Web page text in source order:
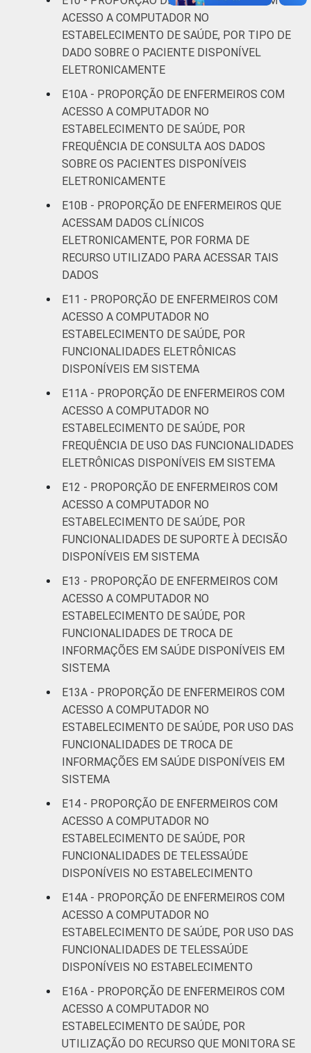
ACESSO A COMPUTADOR NO
ESTABELECIMENTO DE SAÚDE, POR TIPO DE
DADO SOBRE O PACIENTE DISPONÍVEL
ELETRONICAMENTE
E10A - PROPORÇÃO DE ENFERMEIROS COM
ACESSO A COMPUTADOR NO
ESTABELECIMENTO DE SAÚDE, POR
FREQUÊNCIA DE CONSULTA AOS DADOS
SOBRE OS PACIENTES DISPONÍVEIS
ELETRONICAMENTE
E10B - PROPORÇÃO DE ENFERMEIROS QUE
ACESSAM DADOS CLÍNICOS
ELETRONICAMENTE, POR FORMA DE
RECURSO UTILIZADO PARA ACESSAR TAIS
DADOS
E11 - PROPORÇÃO DE ENFERMEIROS COM
ACESSO A COMPUTADOR NO
ESTABELECIMENTO DE SAÚDE, POR
FUNCIONALIDADES ELETRÔNICAS
DISPONÍVEIS EM SISTEMA
E11A - PROPORÇÃO DE ENFERMEIROS COM
ACESSO A COMPUTADOR NO
ESTABELECIMENTO DE SAÚDE, POR
FREQUÊNCIA DE USO DAS FUNCIONALIDADES
ELETRÔNICAS DISPONÍVEIS EM SISTEMA
E12 - PROPORÇÃO DE ENFERMEIROS COM
ACESSO A COMPUTADOR NO
ESTABELECIMENTO DE SAÚDE, POR
FUNCIONALIDADES DE SUPORTE À DECISÃO
DISPONÍVEIS EM SISTEMA
E13 - PROPORÇÃO DE ENFERMEIROS COM
ACESSO A COMPUTADOR NO
ESTABELECIMENTO DE SAÚDE, POR
FUNCIONALIDADES DE TROCA DE
INFORMAÇÕES EM SAÚDE DISPONÍVEIS EM
SISTEMA
E13A - PROPORÇÃO DE ENFERMEIROS COM
ACESSO A COMPUTADOR NO
ESTABELECIMENTO DE SAÚDE, POR USO DAS
FUNCIONALIDADES DE TROCA DE
INFORMAÇÕES EM SAÚDE DISPONÍVEIS EM
SISTEMA
E14 - PROPORÇÃO DE ENFERMEIROS COM
ACESSO A COMPUTADOR NO
ESTABELECIMENTO DE SAÚDE, POR
FUNCIONALIDADES DE TELESSAÚDE
DISPONÍVEIS NO ESTABELECIMENTO
E14A - PROPORÇÃO DE ENFERMEIROS COM
ACESSO A COMPUTADOR NO
ESTABELECIMENTO DE SAÚDE, POR USO DAS
FUNCIONALIDADES DE TELESSAÚDE
DISPONÍVEIS NO ESTABELECIMENTO
E16A - PROPORÇÃO DE ENFERMEIROS COM
ACESSO A COMPUTADOR NO
ESTABELECIMENTO DE SAÚDE, POR
UTILIZAÇÃO DO RECURSO QUE MONITORA SE